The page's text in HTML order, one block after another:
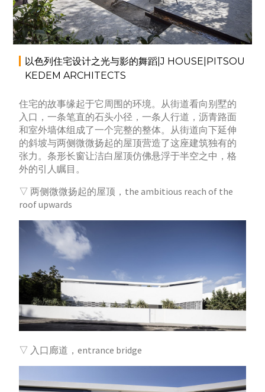
以色列住宅设计之光与影的舞蹈|J HOUSE|PITSOU
KEDEM ARCHITECTS
住宅的故事缘起于它周围的环境。从街道看向别墅的
入口，一条笔直的石头小径，一条人行道，沥青路面
和室外墙体组成了一个完整的整体。从街道向下延伸
的斜坡与两侧微微扬起的屋顶营造了这座建筑独有的
张力。条形长窗让洁白屋顶仿佛悬浮于半空之中，格
外的引人瞩目。
▽ 两侧微微扬起的屋顶，the ambitious reach of the
roof upwards
▽ 入口廊道，entrance bridge